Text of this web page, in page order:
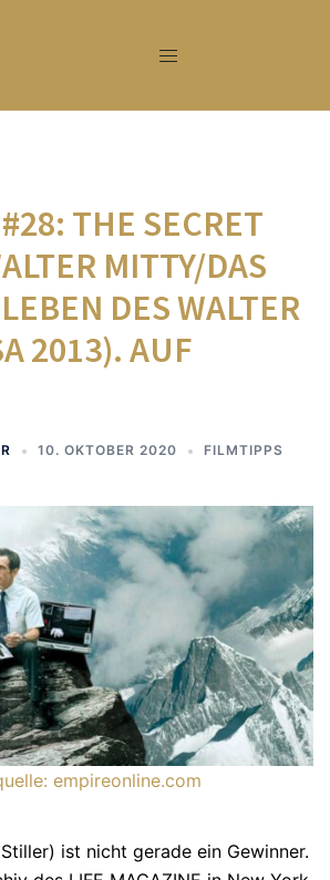
THE SECRET
MITTY/DAS
DES WALTER
2013). AUF
10. OKTOBER 2020 FILMTIPPS
empireonline.com
ist nicht gerade ein Gewinner.